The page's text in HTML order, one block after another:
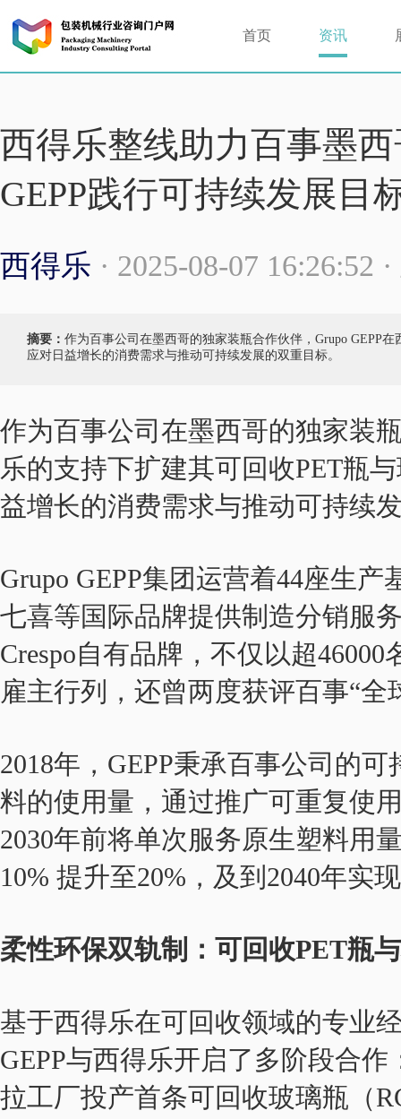
首页 资讯
西得乐整线助力百事墨
GEPP践行可持续发展目
西得乐 · 2025-08-07 16:26:52
摘要： 作为百事公司在墨西哥的独家装瓶合作伙伴，Grupo GEPP
应对日益增长的消费需求与推动可持续发展的双重目标。
作为百事公司 在墨西哥的独家装
乐的支持下扩建其可回收PET瓶
益增长的消费需求与推动可持续
Grupo GEPP集团运营着44座生
七喜等国际品牌提供制造分销服
Crespo自有品牌，不仅以超
雇主行列，还曾两度获评百事“
2018年，GEPP秉承百事公司的
料的使用量，通过推广可重复使
2030年前将单次服务原生塑料用
10% 提升至20%，及到2040年实
柔性环保双轨制：可回收PET瓶
基于西得乐在可回收领域的专业
GEPP与西得乐开启了多阶段合
拉工厂投产首条可回收玻璃瓶（